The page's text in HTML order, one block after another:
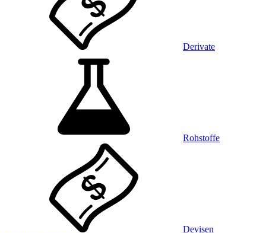
Derivate
Rohstoffe
Devisen